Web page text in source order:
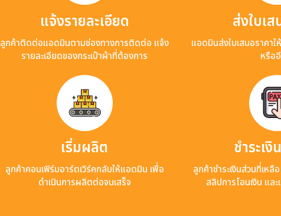
แจ้งรายละเอียด
ลูกค้าติดต่อแอดมินตามช่องทางการติดต่อ แจ้ง
รายละเอียดของกระเป๋าผ้าที่ต้องการ
ส่งใบเ
แอดมินส่งใบเสนอราคา
หรือ
เริ่มผลิต
ลูกค้าคอนเฟิร์มอาร์ตเวิร์คกลับให้แอดมิน เพื่อ
ดำเนินการผลิตต่อจนเสร็จ
ชำระเ
ลูกค้าชำระเงินส่วนที่เห
สลิปการโอนเงิน แล